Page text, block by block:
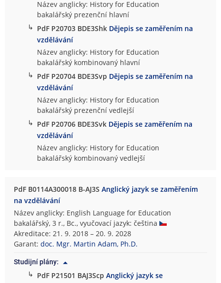
Název anglicky: History for Education
bakalářský prezenční hlavní
↳ PdF P20703 BDE3Shk Dějepis se zaměřením na
vzdělávání
Název anglicky: History for Education
bakalářský kombinovaný hlavní
↳ PdF P20704 BDE3Svp Dějepis se zaměřením na
vzdělávání
Název anglicky: History for Education
bakalářský prezenční vedlejší
↳ PdF P20706 BDE3Svk Dějepis se zaměřením na
vzdělávání
Název anglicky: History for Education
bakalářský kombinovaný vedlejší
PdF B0114A300018 B-AJ3SAnglický jazyk se zaměřením
na vzdělávání
Název anglicky: English Language for Education
bakalářský, 3 r., Bc., vyučovací jazyk: čeština
Akreditace: 21. 9. 2018 – 20. 9. 2028
Garant:doc. Mgr. Martin Adam, Ph.D.
Studijní plány:
↳ PdF P21501 BAJ3ScpAnglický jazyk se